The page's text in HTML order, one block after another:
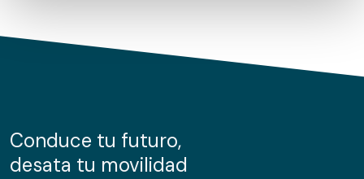
de cookies.
información sobre el uso que haga del sitio web con
nuestros partners de redes sociales, publicidad y análisis
Conduce tu futuro,
desata tu movilidad